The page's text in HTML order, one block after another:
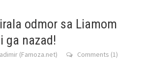
odmor sa Liamom
ga nazad!
(Famoza.net) Comments (1)